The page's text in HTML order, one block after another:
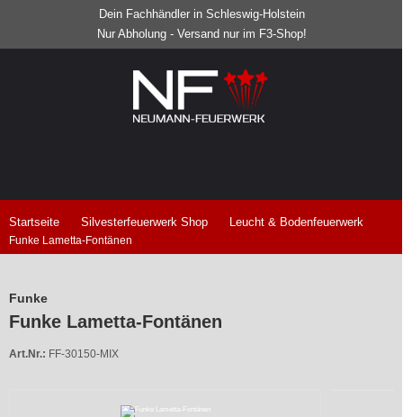
Dein Fachhändler in Schleswig-Holstein
Nur Abholung - Versand nur im F3-Shop!
Startseite Silvesterfeuerwerk Shop Leucht & Bodenfeuerwerk
Funke Lametta-Fontänen
Funke
Funke Lametta-Fontänen
Art.Nr.: FF-30150-MIX